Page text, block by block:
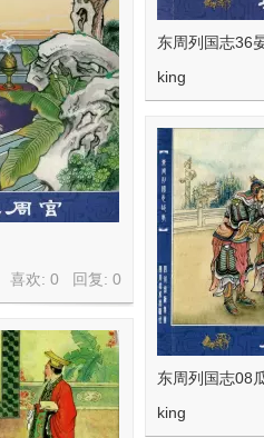
东周列国志36
king
喜欢: 0 回复: 0
东周列国志08
king